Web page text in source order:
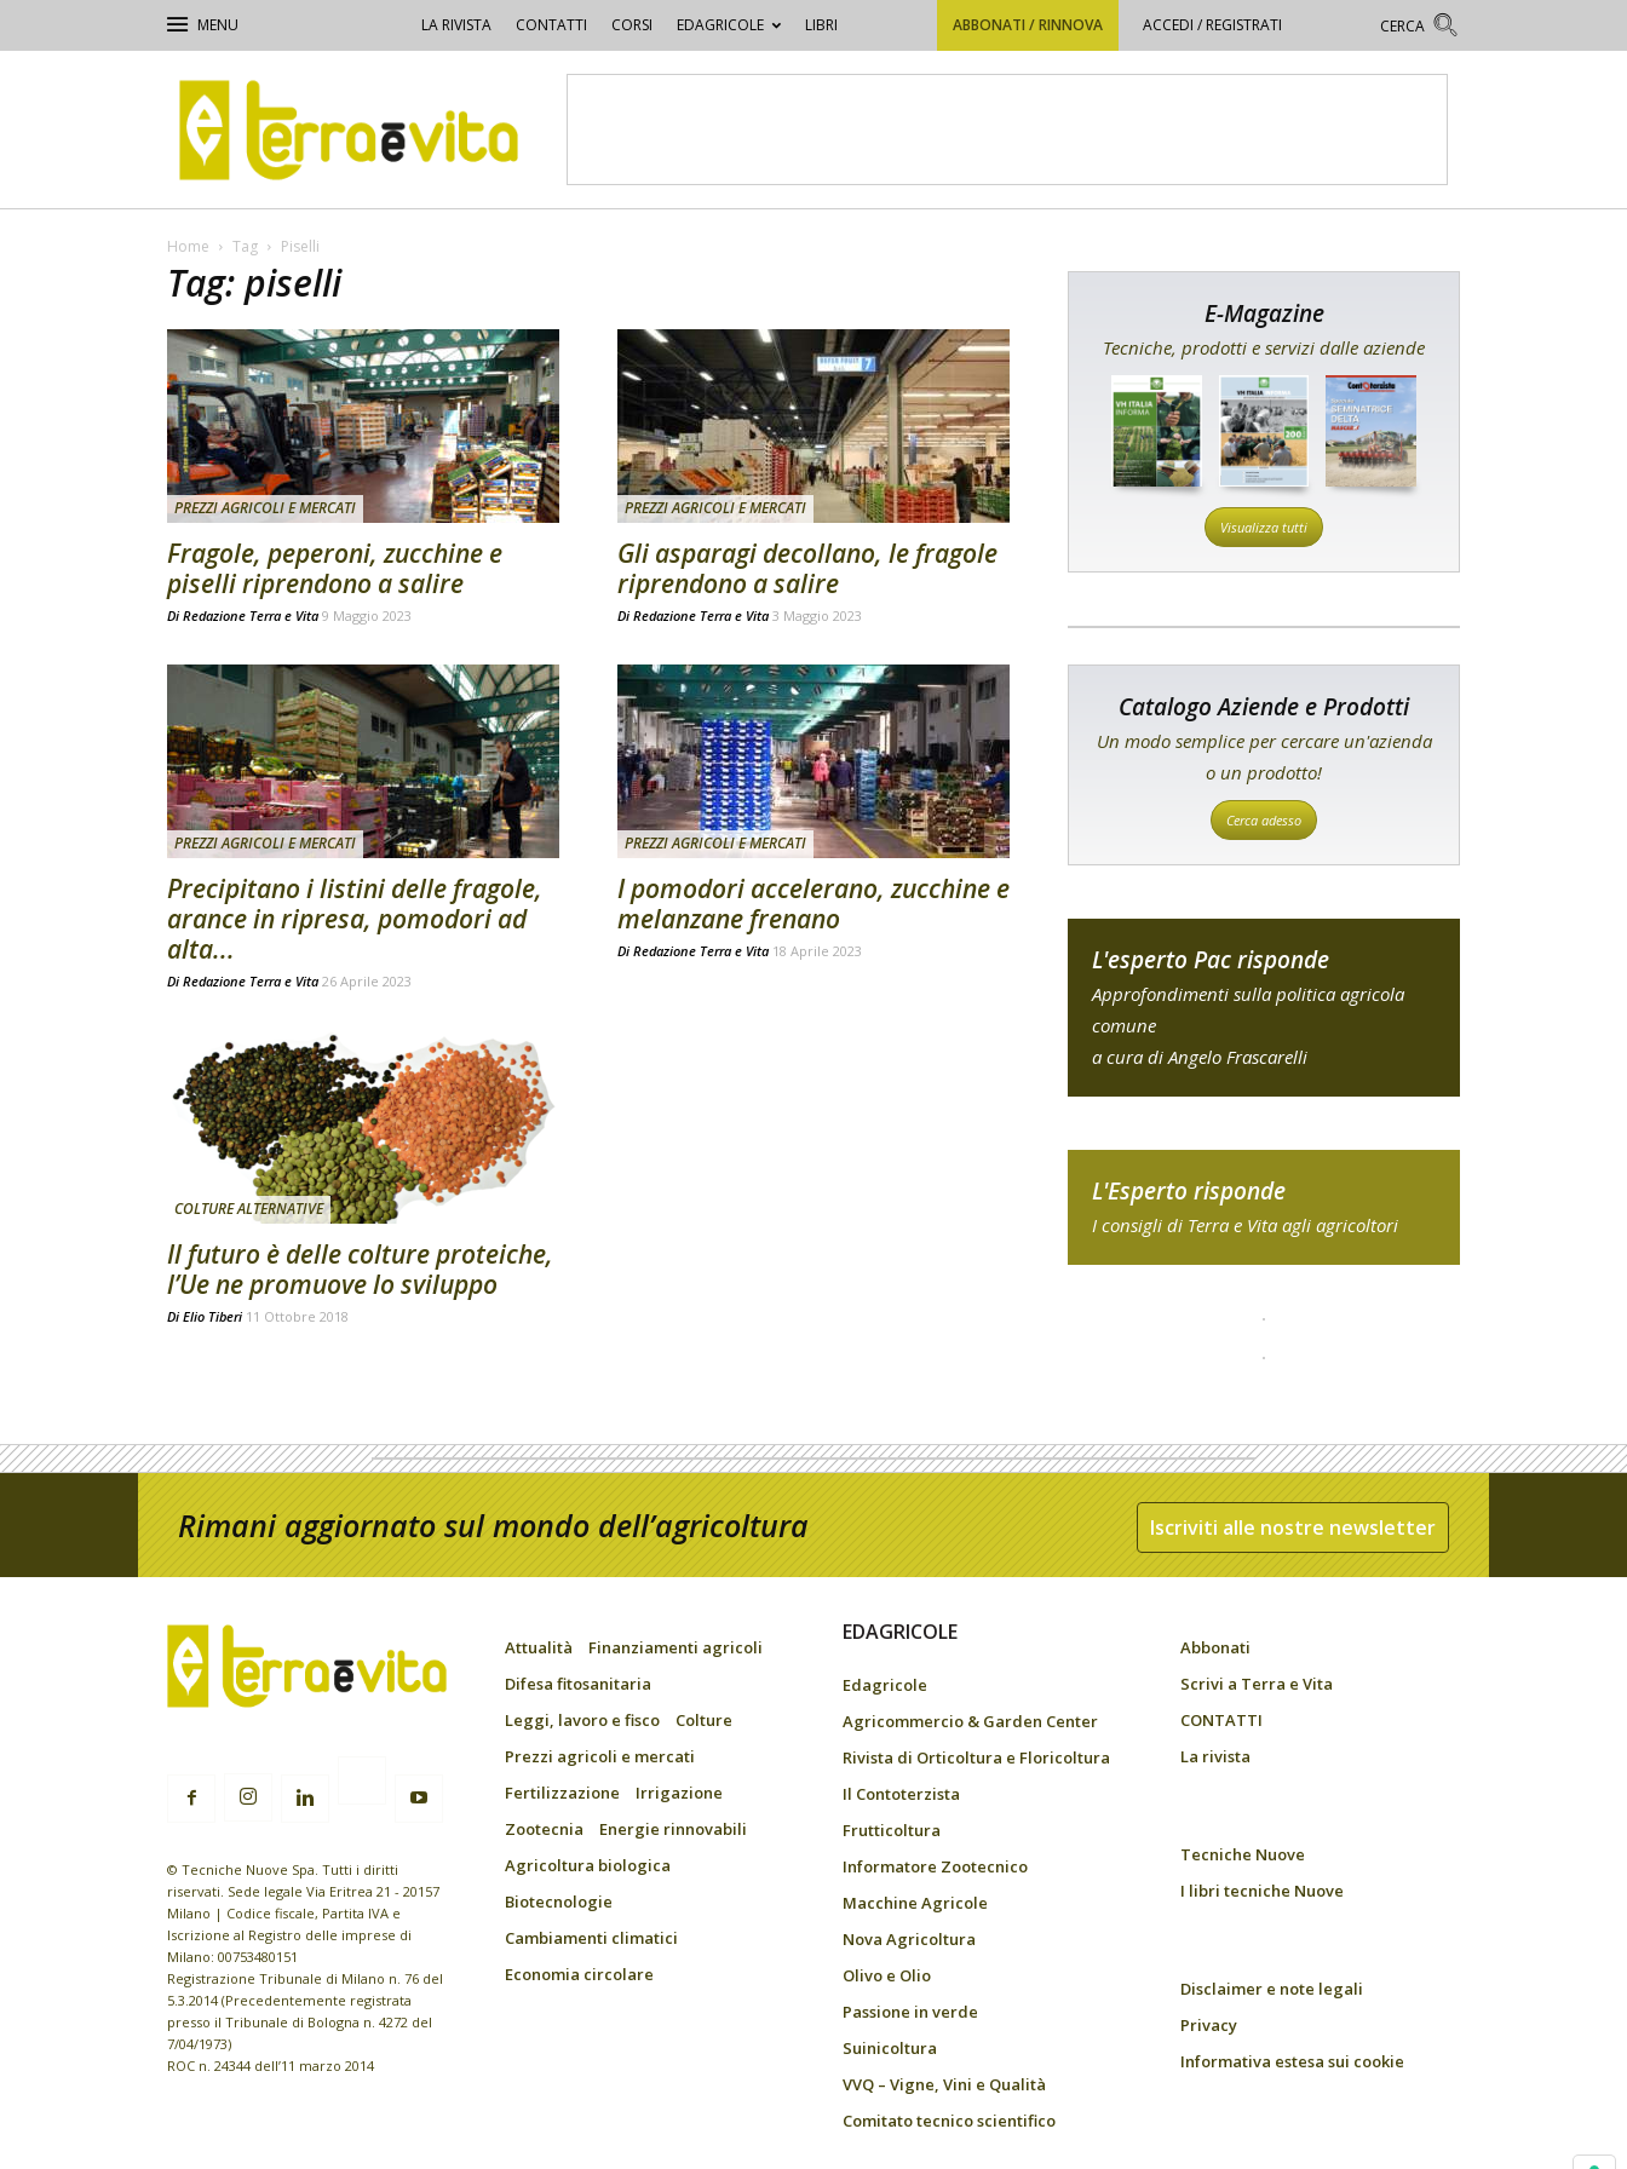
LA RIVISTA CONTATTI CORSI EDAGRICOLE LIBRI ABBONATI / RINNOVA ACCEDI / REGISTRATI
Terra
e
Vita
Home Tag Piselli
Tag: piselli
PREZZI AGRICOLI E MERCATI
Fragole, peperoni, zucchine e
piselli riprendono a salire
Di Redazione Terra e Vita 9 Maggio 2023
PREZZI AGRICOLI E MERCATI
Gli asparagi decollano, le fragole
riprendono a salire
Di Redazione Terra e Vita 3 Maggio 2023
PREZZI AGRICOLI E MERCATI
Precipitano i listini delle fragole,
arance in ripresa, pomodori ad
alta...
Di Redazione Terra e Vita 26 Aprile 2023
PREZZI AGRICOLI E MERCATI
I pomodori accelerano, zucchine e
melanzane frenano
Di Redazione Terra e Vita 18 Aprile 2023
COLTURE ALTERNATIVE
Il futuro è delle colture proteiche,
l’Ue ne promuove lo sviluppo
Di Elio Tiberi 11 Ottobre 2018
E-Magazine
Tecniche, prodotti e servizi dalle aziende
Visualizza tutti
Catalogo Aziende e Prodotti
Un modo semplice per cercare un'azienda
o un prodotto!
Cerca adesso
L'esperto Pac risponde
Approfondimenti sulla politica agricola
comune
a cura di Angelo Frascarelli
L'Esperto risponde
I consigli di Terra e Vita agli agricoltori
Rimani aggiornato sul mondo dell’agricoltura Iscriviti alle nostre newsletter
© Tecniche Nuove Spa. Tutti i diritti
riservati. Sede legale Via Eritrea 21 - 20157
Milano | Codice fiscale, Partita IVA e
Iscrizione al Registro delle imprese di
Milano: 00753480151
Registrazione Tribunale di Milano n. 76 del
5.3.2014 (Precedentemente registrata
presso il Tribunale di Bologna n. 4272 del
7/04/1973)
ROC n. 24344 dell’11 marzo 2014
Attualità
Finanziamenti agricoli
Difesa fitosanitaria
Leggi, lavoro e fisco
Colture
Prezzi agricoli e mercati
Fertilizzazione
Irrigazione
Zootecnia
Energie rinnovabili
Agricoltura biologica
Biotecnologie
Cambiamenti climatici
Economia circolare
EDAGRICOLE
Edagricole
Agricommercio & Garden Center
Rivista di Orticoltura e Floricoltura
Il Contoterzista
Frutticoltura
Informatore Zootecnico
Macchine Agricole
Nova Agricoltura
Olivo e Olio
Passione in verde
Suinicoltura
VVQ – Vigne, Vini e Qualità
Comitato tecnico scientifico
Abbonati
Scrivi a Terra e Vita
CONTATTI
La rivista
Tecniche Nuove
I libri tecniche Nuove
Disclaimer e note legali
Privacy
Informativa estesa sui cookie